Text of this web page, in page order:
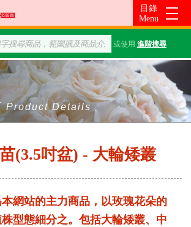
或使用 進階搜尋
Product Details
(3.5吋盆) - 大輪矮叢
網站的主力商品，以玫瑰花朵的
型態細分之。包括大輪矮叢、中